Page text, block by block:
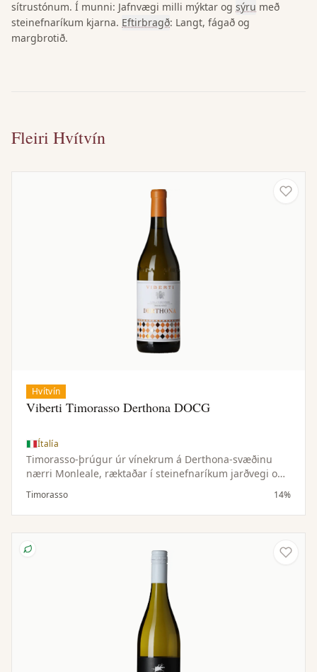
sítrustónum. Í munni: Jafnvægi milli mýktar og sýru með
steinefnaríkum kjarna. Eftirbragð: Langt, fágað og
margbrotið.
Fleiri Hvítvín
Hvítvín
Viberti Timorasso Derthona DOCG
Ítalía
Timorasso-þrúgur úr vínekrum á Derthona-svæðinu
nærri Monleale, ræktaðar í steinefnaríkum jarðvegi og
hæðóttu örloftslagi. Lítil uppskera gefur þéttan og
vandaðan ávöxt.
Timorasso 14%